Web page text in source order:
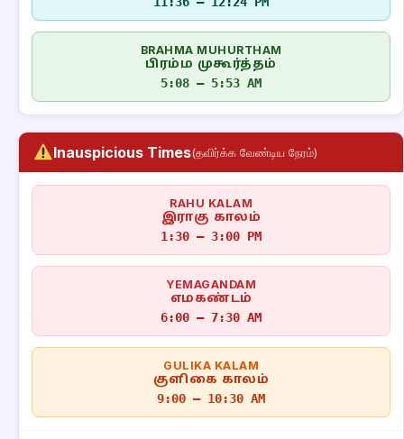
BRAHMA MUHURTHAM
பிரம்ம முகூர்த்தம்
5:08 – 5:53 AM
Inauspicious Times(தவிர்க்க வேண்டிய நேரம்)
RAHU KALAM
இராகு காலம்
1:30 – 3:00 PM
YEMAGANDAM
எமகண்டம்
6:00 – 7:30 AM
GULIKA KALAM
குளிகை காலம்
9:00 – 10:30 AM